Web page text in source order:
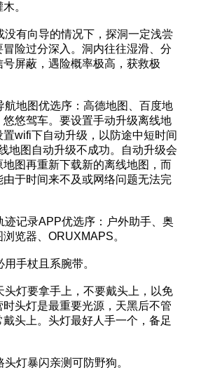
。
没有向导的情况下，探洞一定浅尝
冒险过分深入。洞内往往湿滑、分
号屏蔽，遇险概率极高，获救极
航地图优选序：高德地图、百度地
悠悠驾车。要设置手动升级离线地
置wifi下自动升级，以防途中短时间
地图自动升级不成功。自动升级会
地图再重新下载新的离线地图，而
由于时间来不及或网络问题无法完
迹记录APP优选序：户外助手、奥
览器、ORUXMAPS。
手杖且系腕带。
头灯要拿手上，不要戴头上，以免
时头灯是最重要光源，天黑后不管
戴头上。头灯最好人手一个，备足
头灯暴闪亲测可防野狗。